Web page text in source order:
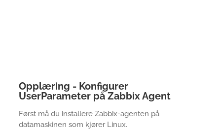
Opplæring - Konfigurer
UserParameter på Zabbix Agent
Først må du installere Zabbix-agenten på
datamaskinen som kjører Linux.